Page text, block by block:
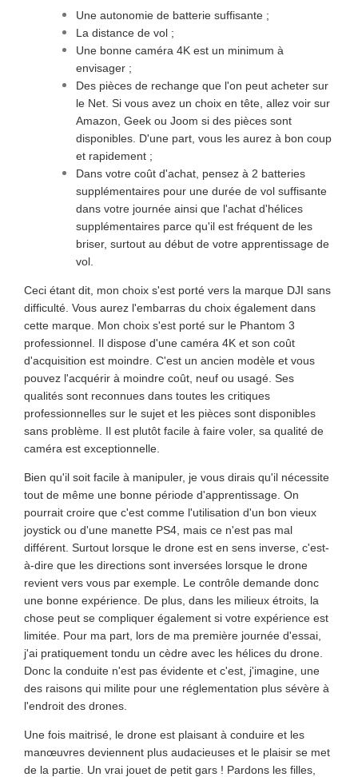
Une autonomie de batterie suffisante ;
La distance de vol ;
Une bonne caméra 4K est un minimum à
envisager ;
Des pièces de rechange que l'on peut acheter sur
le Net. Si vous avez un choix en tête, allez voir sur
Amazon, Geek ou Joom si des pièces sont
disponibles. D'une part, vous les aurez à bon coup
et rapidement ;
Dans votre coût d'achat, pensez à 2 batteries
supplémentaires pour une durée de vol suffisante
dans votre journée ainsi que l'achat d'hélices
supplémentaires parce qu'il est fréquent de les
briser, surtout au début de votre apprentissage de
vol.
Ceci étant dit, mon choix s'est porté vers la marque DJI sans
difficulté. Vous aurez l'embarras du choix également dans
cette marque. Mon choix s'est porté sur le Phantom 3
professionnel. Il dispose d'une caméra 4K et son coût
d'acquisition est moindre. C'est un ancien modèle et vous
pouvez l'acquérir à moindre coût, neuf ou usagé. Ses
qualités sont reconnues dans toutes les critiques
professionnelles sur le sujet et les pièces sont disponibles
sans problème. Il est plutôt facile à faire voler, sa qualité de
caméra est exceptionnelle.
Bien qu'il soit facile à manipuler, je vous dirais qu'il nécessite
tout de même une bonne période d'apprentissage. On
pourrait croire que c'est comme l'utilisation d'un bon vieux
joystick ou d'une manette PS4, mais ce n'est pas mal
différent. Surtout lorsque le drone est en sens inverse, c'est-
à-dire que les directions sont inversées lorsque le drone
revient vers vous par exemple. Le contrôle demande donc
une bonne expérience. De plus, dans les milieux étroits, la
chose peut se compliquer également si votre expérience est
limitée. Pour ma part, lors de ma première journée d'essai,
j'ai pratiquement tondu un cèdre avec les hélices du drone.
Donc la conduite n'est pas évidente et c'est, j'imagine, une
des raisons qui milite pour une réglementation plus sévère à
l'endroit des drones.
Une fois maitrisé, le drone est plaisant à conduire et les
manœuvres deviennent plus audacieuses et le plaisir se met
de la partie. Un vrai jouet de petit gars ! Pardons les filles,